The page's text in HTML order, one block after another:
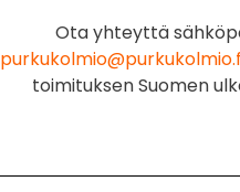
Ota yhteyttä
toimituksen Suomen